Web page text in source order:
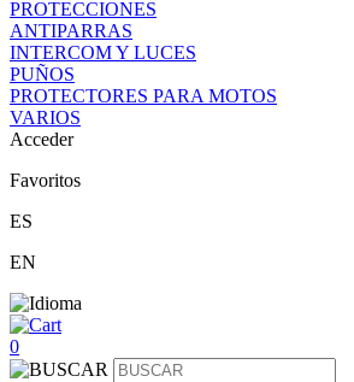
PROTECCIONES
ANTIPARRAS
INTERCOM Y LUCES
PUÑOS
PROTECTORES PARA MOTOS
VARIOS
Acceder
Favoritos
ES
EN
0